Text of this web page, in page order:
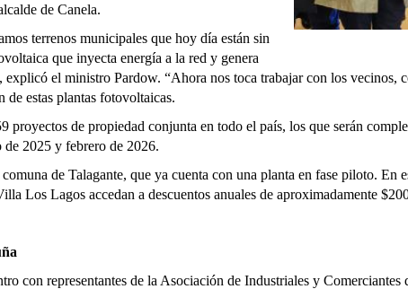
de Canela.
terrenos municipales que hoy día están sin
que inyecta energía a la red y genera
explicó el ministro Pardow. “Ahora nos toca trabajar con los vecinos,
de estas plantas fotovoltaicas.
proyectos de propiedad conjunta en todo el país, los que serán
2025 y febrero de 2026.
de Talagante, que ya cuenta con una planta en fase piloto.
Los Lagos accedan a descuentos anuales de aproximadamente
con representantes de la Asociación de Industriales y